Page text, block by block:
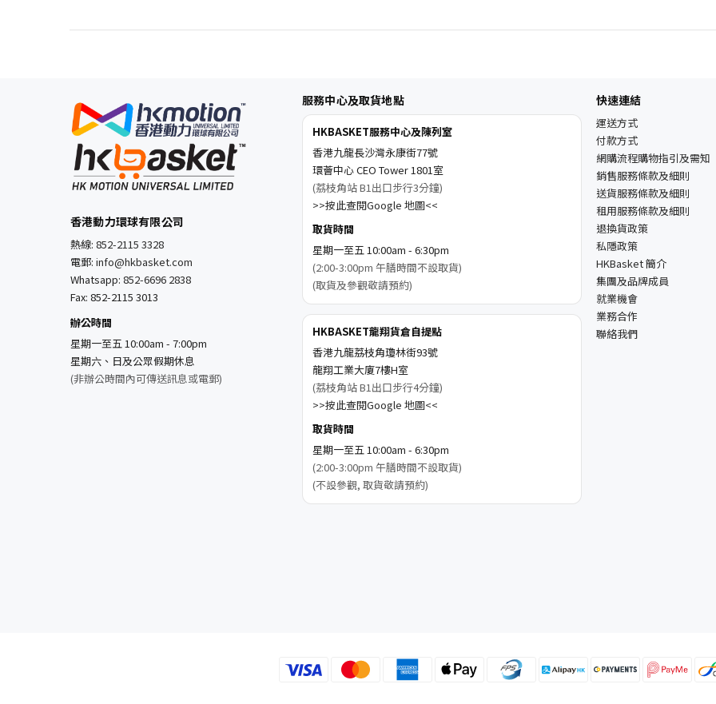
香港動力環球有限公司
熱線: 852-2115 3328
電郵: info@hkbasket.com
Whatsapp: 852-6696 2838
Fax: 852-2115 3013
辦公時間
星期一至五 10:00am - 7:00pm
星期六、日及公眾假期休息
(非辦公時間內可傳送訊息或電郵)
服務中心及取貨地點
HKBASKET服務中心及陳列室
香港九龍長沙灣永康街77號
環薈中心 CEO Tower 1801室
(荔枝角站 B1出口步行3分鐘)
>>按此查閱Google 地圖<<
取貨時間
星期一至五 10:00am - 6:30pm
(2:00-3:00pm 午膳時間不設取貨)
(取貨及參觀敬請預約)
HKBASKET龍翔貨倉自提點
香港九龍荔枝角瓊林街93號
龍翔工業大廈7樓H室
(荔枝角站 B1出口步行4分鐘)
>>按此查閱Google 地圖<<
取貨時間
星期一至五 10:00am - 6:30pm
(2:00-3:00pm 午膳時間不設取貨)
(不設參觀, 取貨敬請預約)
快速連結
運送方式
付款方式
網購流程購物指引及需知
銷售服務條款及細則
送貨服務條款及細則
租用服務條款及細則
退換貨政策
私隱政策
HKBasket 簡介
集團及品牌成員
就業機會
業務合作
聯絡我們